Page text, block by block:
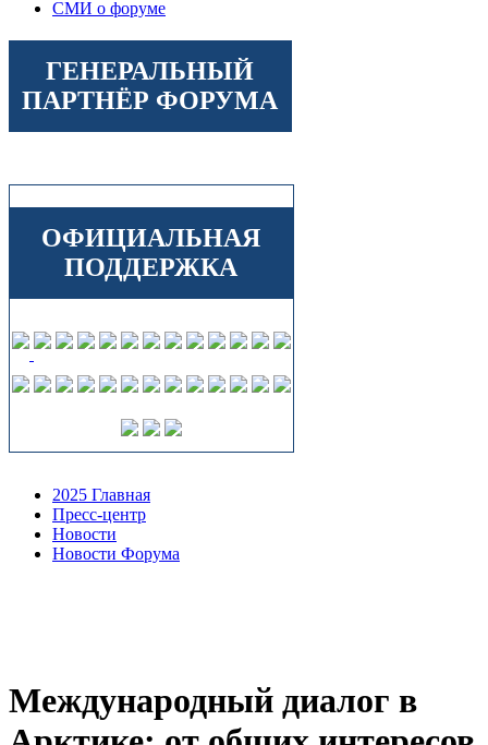
СМИ о форуме
ГЕНЕРАЛЬНЫЙ
ПАРТНЁР ФОРУМА
ОФИЦИАЛЬНАЯ
ПОДДЕРЖКА
2025 Главная
Пресс-центр
Новости
Новости Форума
Международный диалог в